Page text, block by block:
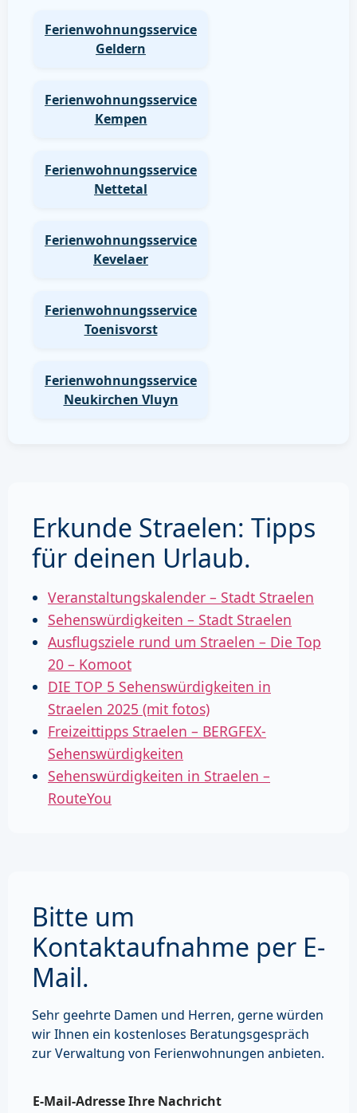
Ferienwohnungsservice
Geldern
Ferienwohnungsservice
Kempen
Ferienwohnungsservice
Nettetal
Ferienwohnungsservice
Kevelaer
Ferienwohnungsservice
Toenisvorst
Ferienwohnungsservice
Neukirchen Vluyn
Erkunde Straelen: Tipps
für deinen Urlaub.
Veranstaltungskalender – Stadt Straelen
Sehenswürdigkeiten – Stadt Straelen
Ausflugsziele rund um Straelen – Die Top
20 – Komoot
DIE TOP 5 Sehenswürdigkeiten in
Straelen 2025 (mit fotos)
Freizeittipps Straelen – BERGFEX-
Sehenswürdigkeiten
Sehenswürdigkeiten in Straelen –
RouteYou
Bitte um
Kontaktaufnahme per E-
Mail.
Sehr geehrte Damen und Herren, gerne würden
wir Ihnen ein kostenloses Beratungsgespräch
zur Verwaltung von Ferienwohnungen anbieten.
E-Mail-Adresse Ihre Nachricht